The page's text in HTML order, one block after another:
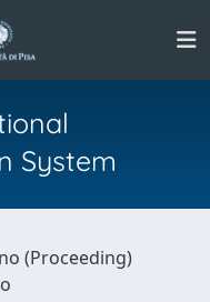
System
(Proceeding)